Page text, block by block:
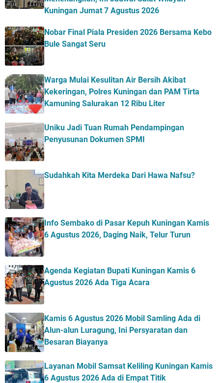
Kuningan Jumat 7 Agustus 2026
Nobar Final Piala Presiden 2026 Bersama Kebo
Bule Sangat Seru
Warga Mulai Kesulitan Air Bersih Akibat
Kekeringan, Polres Kuningan dan PAM Tirta
Kamuning Salurakan 12 Ribu Liter
Uniku Jadi Tuan Rumah Pendampingan
Penyusunan Dokumen SPMI
Sudahkah Kita Merdeka Dari Hawa Nafsu?
Info Sembako di Pasar Kepuh Kuningan Kamis
6 Agustus 2026, Daging Naik, Telur Turun
Agenda Kegiatan Bupati Kuningan Kamis 6
Agustus 2026 Ada Tiga Acara
Kamis 6 Agustus 2026 Mobil Samling Ada di
Alun-alun Luragung, Ini Persyaratan dan
Besaran Biayanya
Layanan Mobil Samsat Keliling Kuningan Kamis
6 Agustus 2026 Ada di Empat Titik